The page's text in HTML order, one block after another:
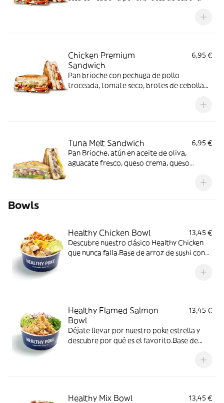
mayonesa vegana que le da el toque final.
Chicken Premium
Sandwich
6,95 €
Pan brioche con pechuga de pollo
troceada, tomate seco, brotes de cebolla
mayonesa que se disfruta en cada bocado.
Tuna Melt Sandwich
6,95 €
Pan Brioche, atún en aceite de oliva,
aguacate fresco, queso crema, queso
Bowls
Healthy Chicken Bowl
13,45 €
Descubre nuestro clásico Healthy Chicken
que nunca falla.Base de arroz de sushi con
Healthy Flamed Salmon
Bowl
13,45 €
Déjate llevar por nuestro poke estrella y
descubre por qué es el favorito.Base de
cebolla roja, aguacate, wakame, semillas de
Healthy Mix Bowl 13,45 €